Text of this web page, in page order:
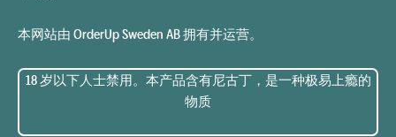
本网站由 OrderUp Sweden AB 拥有并运营。
18 岁以下人士禁用。本产品含有尼古丁，是一种极易上瘾的
物质